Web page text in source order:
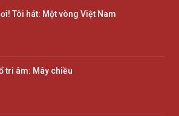
Tôi hát: Một vòng Việt Nam
tri âm: Mây chiều